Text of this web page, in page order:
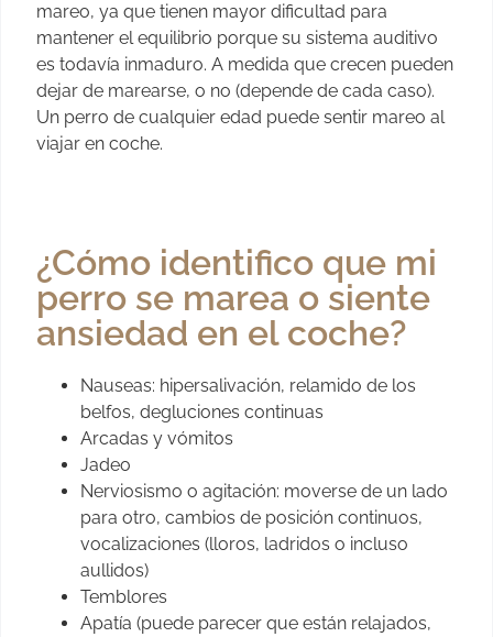
mareo, ya que tienen mayor dificultad para
mantener el equilibrio porque su sistema auditivo
es todavía inmaduro. A medida que crecen pueden
dejar de marearse, o no (depende de cada caso).
Un perro de cualquier edad puede sentir mareo al
viajar en coche.
¿Cómo identifico que mi
perro se marea o siente
ansiedad en el coche?
Nauseas: hipersalivación, relamido de los
belfos, degluciones continuas
Arcadas y vómitos
Jadeo
Nerviosismo o agitación: moverse de un lado
para otro, cambios de posición continuos,
vocalizaciones (lloros, ladridos o incluso
aullidos)
Temblores
Apatía (puede parecer que están relajados,